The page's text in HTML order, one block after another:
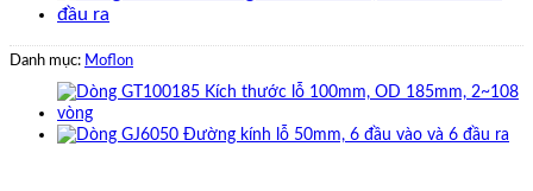
Danh mục: Moflon